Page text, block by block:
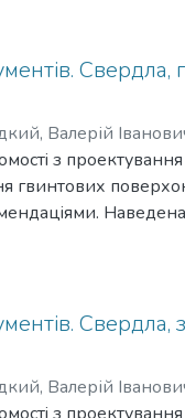
Свердла,
Валерій
з
Наведена
Свердла,
Валерій